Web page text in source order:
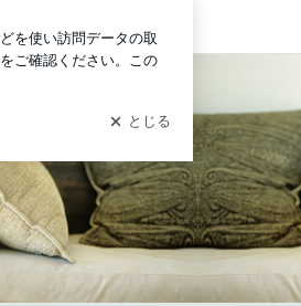
ログイン